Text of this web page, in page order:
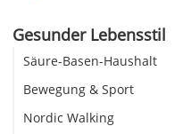
Gesunder Lebensstil
Säure-Basen-Haushalt
Bewegung & Sport
Nordic Walking